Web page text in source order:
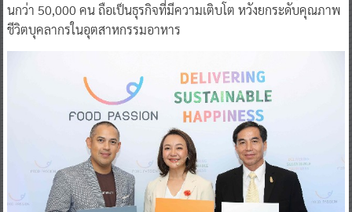
นกว่า 50,000 คน ถือเป็นธุรกิจที่มีความเติบโต หวังยกระดับคุณภาพ
ชีวิตบุคลากรในอุตสาหกรรมอาหาร